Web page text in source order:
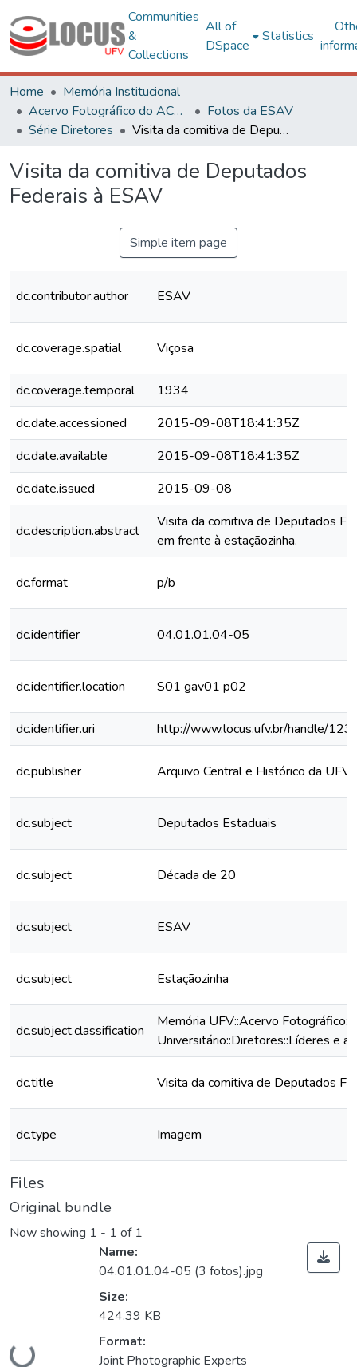
Communities
&
Collections
All of
DSpace
Statistics
Home
Memória Institucional
Acervo Fotográfico do ACH-UFV
Fotos da ESAV
Série Diretores
Visita da comitiva de Deputados Federais à ESAV
Visita da comitiva de Deputados
Federais à ESAV
Simple item page
dc.contributor.author ESAV
dc.coverage.spatial Viçosa
dc.coverage.temporal
1934
dc.date.accessioned
2015-09-08T18:41:35Z
dc.date.available
2015-09-08T18:41:35Z
dc.date.issued
2015-09-08
dc.description.abstract
Visita da comitiva de Deputados
em frente à estaçãozinha.
dc.format p/b
dc.identifier 04.01.01.04-05
dc.identifier.location S01 gav01 p02
dc.identifier.uri http://www.locus.ufv.br/handle/
dc.publisher Arquivo Central e Histórico da UFV
dc.subject Deputados Estaduais
dc.subject Década de 20
dc.subject ESAV
dc.subject Estaçãozinha
dc.subject.classification
Memória UFV::Acervo
Universitário::Diretores::Líderes e
dc.title Visita da comitiva de Deputados
dc.type Imagem
Files
Original bundle
Now showing 1 - 1 of 1
Loading...
Name:
04.01.01.04-05 (3 fotos).jpg
Size:
424.39 KB
Format:
Joint Photographic Experts